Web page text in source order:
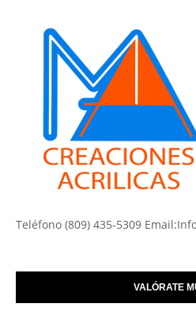
Teléfono (809) 435-5309
VALÓRATE